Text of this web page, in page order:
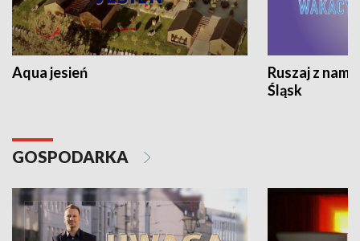
Aqua jesień
Ruszaj z
Śląsk
GOSPODARKA